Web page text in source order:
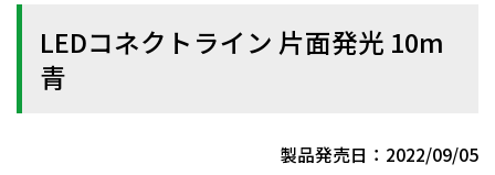
LEDコネクトライン 片面発光 10m
青
製品発売日：2022/09/05